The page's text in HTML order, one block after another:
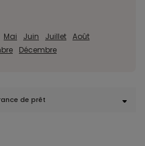
Mai Juin Juillet Août
Décembre
de prêt